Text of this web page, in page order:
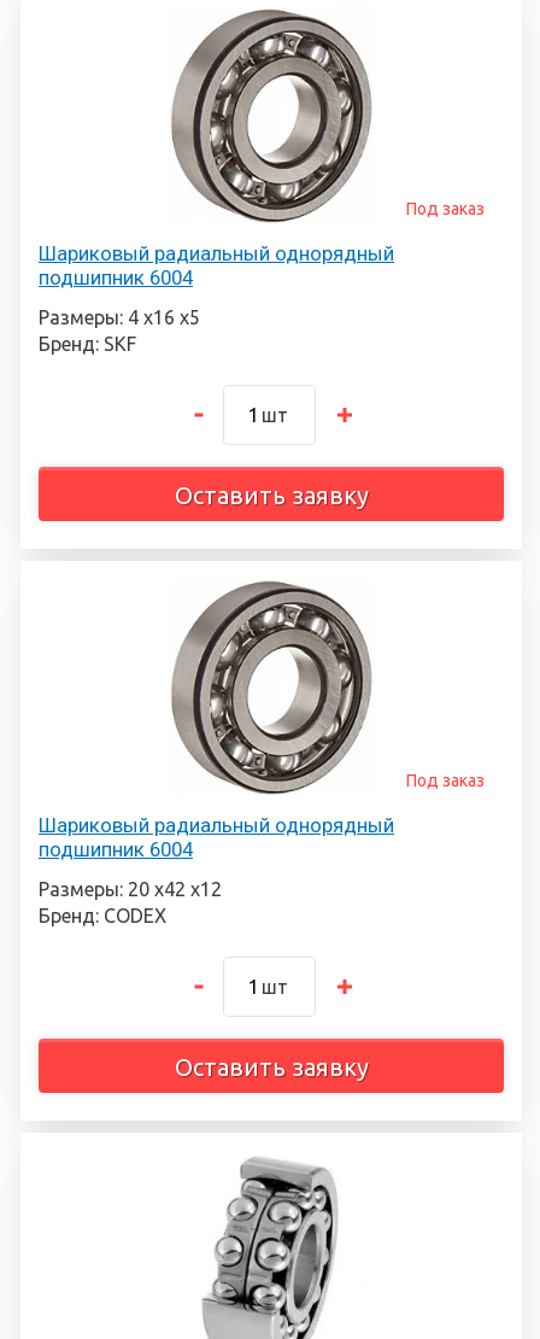
Шариковый радиальный однорядный
подшипник 6004
Под заказ
Размеры: 4 х16 х5
Бренд: SKF
шт
Оставить заявку
Шариковый радиальный однорядный
подшипник 6004
Под заказ
Размеры: 20 х42 х12
Бренд: CODEX
шт
Оставить заявку